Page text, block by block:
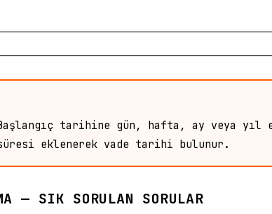
Başlangıç tarihine gün, hafta, ay veya
eklenerek vade tarihi bulunur.
— SIK SORULAN SORULAR